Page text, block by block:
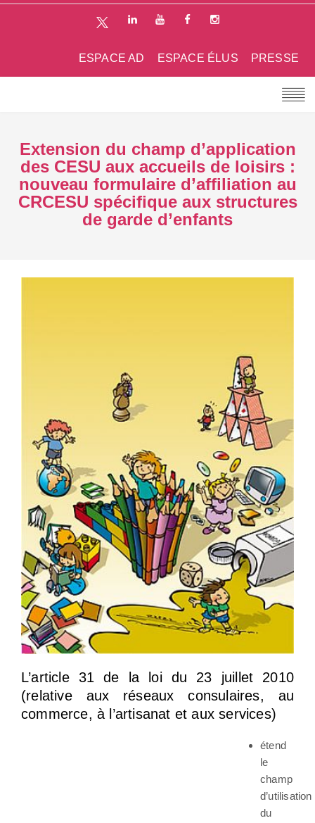
PRESSE
ESPACE ÉLUS
ESPACE AD
Extension du champ d’application
des CESU aux accueils de loisirs :
nouveau formulaire d’affiliation au
CRCESU spécifique aux structures
de garde d’enfants
L’article 31 de la loi du 23 juillet 2010
(relative aux réseaux consulaires, au
commerce, à l’artisanat et aux services)
étend
le
champ
d’utilisation
du